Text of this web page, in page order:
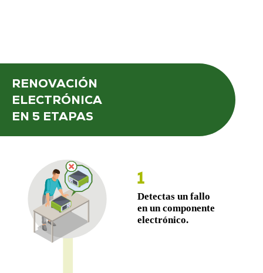
RENOVACIÓN
ELECTRÓNICA
EN 5 ETAPAS